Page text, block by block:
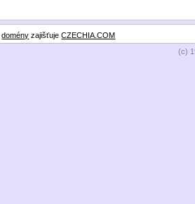
domény zajišťujeCZECHIA.COM
(c)